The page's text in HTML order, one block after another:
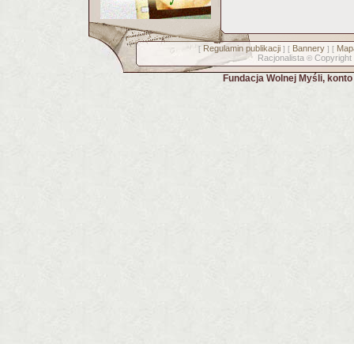
[ Regulamin publikacji] [ Bannery] [
Racjonalista © Copyright
Fundacja Wolnej Myśli,